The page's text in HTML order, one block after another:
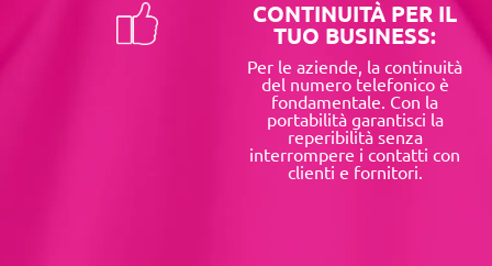
CONTINUITÀ PER IL
TUO BUSINESS:
Per le aziende, la continuità
del numero telefonico è
fondamentale. Con la
portabilità garantisci la
reperibilità senza
interrompere i contatti con
clienti e fornitori.